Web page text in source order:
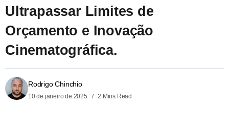
Ultrapassar Limites de
Orçamento e Inovação
Cinematográfica.
Rodrigo Chinchio
10 de janeiro de 2025 2 Mins Read